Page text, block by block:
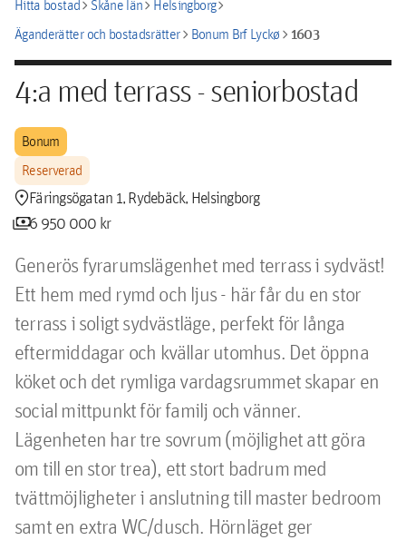
Hitta bostadchevron_rightSkåne länchevron_rightHelsingborgchevron_right
Äganderätter och bostadsrätterchevron_rightBonum Brf Lyckøchevron_right1603
4:a med terrass - seniorbostad
Bonum
Reserverad
location_pinFäringsögatan 1, Rydebäck, Helsingborg
payments6 950 000 kr
Generös fyrarumslägenhet med terrass i sydväst!
Ett hem med rymd och ljus - här får du en stor
terrass i soligt sydvästläge, perfekt för långa
eftermiddagar och kvällar utomhus. Det öppna
köket och det rymliga vardagsrummet skapar en
social mittpunkt för familj och vänner.
Lägenheten har tre sovrum (möjlighet att göra
om till en stor trea), ett stort badrum med
tvättmöjligheter i anslutning till master bedroom
samt en extra WC/dusch. Hörnläget ger